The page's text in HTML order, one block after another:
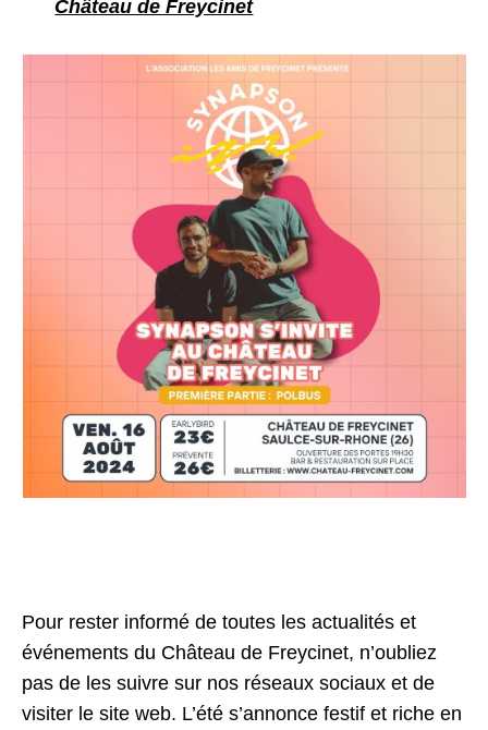
Château de Freycinet
Pour rester informé de toutes les actualités et
événements du Château de Freycinet, n’oubliez
pas de les suivre sur nos réseaux sociaux et de
visiter le site web. L’été s’annonce festif et riche en